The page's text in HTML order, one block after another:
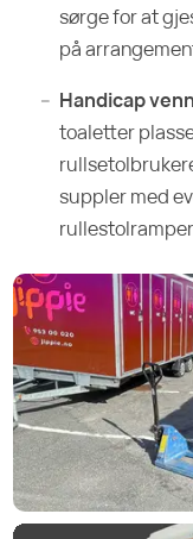
sørge for at
på
Handicap
toaletter
suppler med